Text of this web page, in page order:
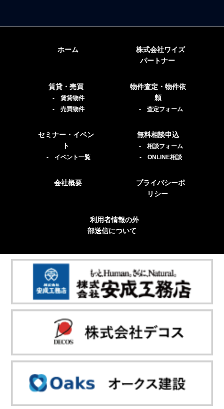
ホーム
株式会社ワイズ
パートナー
賃貸・売買
- 賃貸物件
- 売買物件
物件査定・物件依
頼
- 査定フォーム
セミナー・イベン
ト
- イベント一覧
無料相談申込
- 相談フォーム
- ONLINE相談
会社概要
プライバシーポ
リシー
利用者情報の外
部送信について